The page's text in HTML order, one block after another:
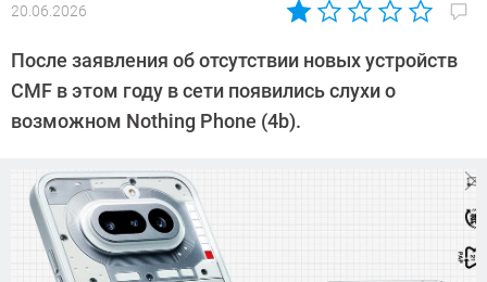
20.06.2026
Автор:
Довлатова
После заявления об отсутствии новых устройств
CMF в этом году в сети появились слухи о
возможном Nothing Phone (4b).